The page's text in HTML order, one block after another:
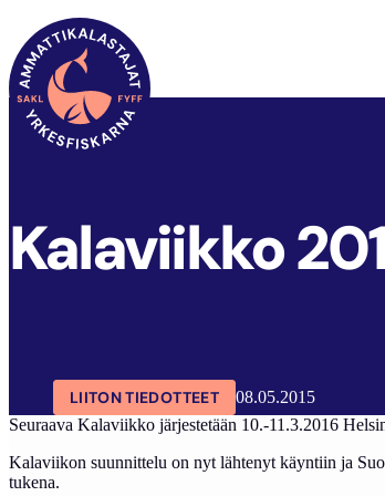
SAKL ARTIKKELIT
Kalaviikko
LIITON TIEDOTTEET
08.05.2015
Seuraava Kalaviikko järjestetään 10.-11.3.2016
Kalaviikon suunnittelu on nyt lähtenyt käyntiin ja
tukena.